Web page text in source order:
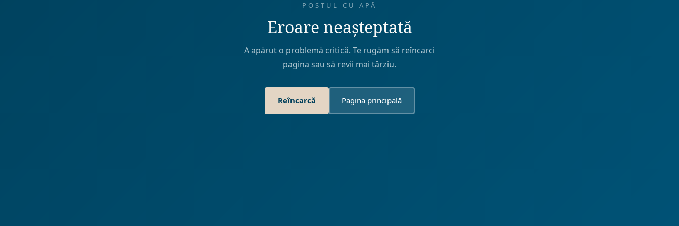
POSTUL CU APĂ
Eroare neașteptată
A apărut o problemă critică. Te rugăm să reîncarci
pagina sau să revii mai târziu.
Reîncarcă Pagina principală